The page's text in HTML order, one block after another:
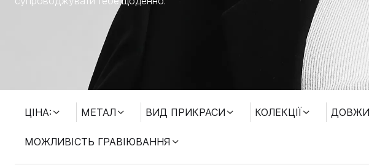
ЦІНА: МЕТАЛ ВИД ПРИКРАСИ КОЛЕКЦІЇ
МОЖЛИВІСТЬ ГРАВІЮВАННЯ
МОЖЛИВІСТЬ ГРАВІЮВАННЯ